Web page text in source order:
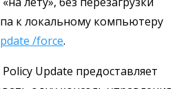
к локальному компьютеру
/force.
Update предоставляет